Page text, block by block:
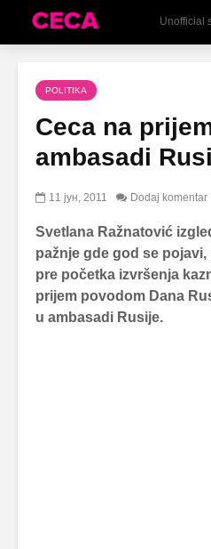
Unofficial
POLITIKA
Ceca na
ambasadi
11 јун, 2011 Dodaj komentar
Svetlana Ražnatović
pažnje gde god se
pre početka izvršenja
prijem povodom Dana
u ambasadi Rusije.